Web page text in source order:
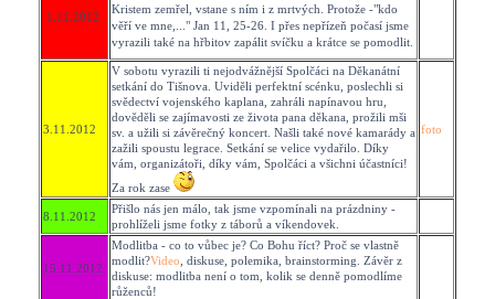
1.11.2012
Kristem zemřel, vstane s ním i z mrtvých. Protože -"kdo
věří ve mne,..." Jan 11, 25-26. I přes nepřízeň počasí jsme
vyrazili také na hřbitov zapálit svíčku a krátce se pomodlit.
3.11.2012
V sobotu vyrazili ti nejodvážnější Spolčáci na Děkanátní
setkání do Tišnova. Uviděli perfektní scénku, poslechli si
svědectví vojenského kaplana, zahráli napínavou hru,
dověděli se zajímavosti ze života pana děkana, prožili mši
sv. a užili si závěrečný koncert. Našli také nové kamarády a
zažili spoustu legrace. Setkání se velice vydařilo. Díky
vám, organizátoři, díky vám, Spolčáci a všichni účastníci!
Za rok zase
foto
8.11.2012
Přišlo nás jen málo, tak jsme vzpomínali na prázdniny -
prohlíželi jsme fotky z táborů a víkendovek.
15.11.2012
Modlitba - co to vůbec je? Co Bohu říct? Proč se vlastně
modlit?Video , diskuse, polemika, brainstorming. Závěr z
diskuse: modlitba není o tom, kolik se denně pomodlíme
růženců!